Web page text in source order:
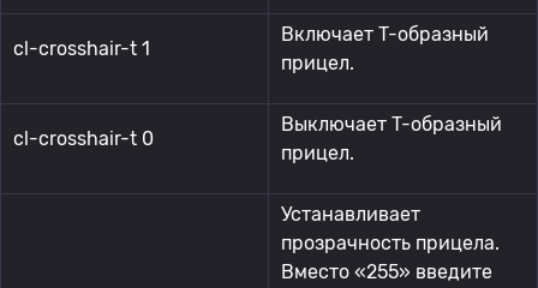
cl-crosshair-t 1
Включает T-образный
прицел.
cl-crosshair-t 0
Выключает T-образный
прицел.
Устанавливает
прозрачность прицела.
Вместо «255» введите